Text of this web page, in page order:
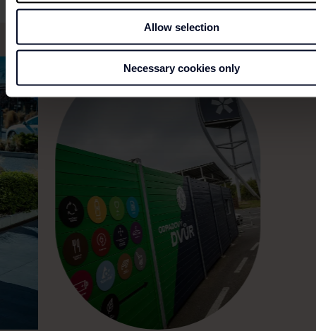
Allow selection
Necessary cookies only